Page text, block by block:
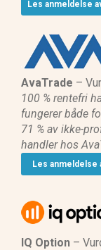
Les anmeldelse
AvaTrade –
100 % rentefri
fungerer både
71 % av ikke-
handler hos
Les anmeldelse
IQ Option –